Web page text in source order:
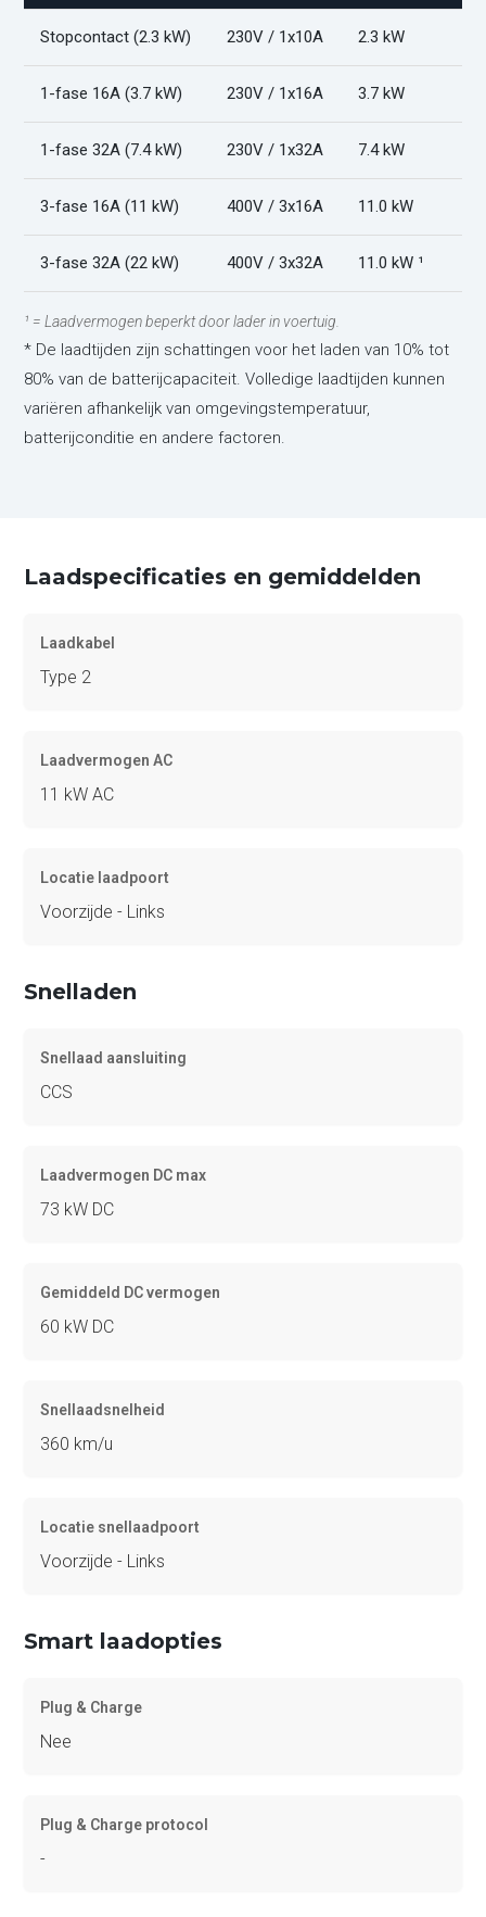
Stopcontact (2.3 kW) 230V / 1x10A 2.3 kW
1-fase 16A (3.7 kW) 230V / 1x16A 3.7 kW
1-fase 32A (7.4 kW) 230V / 1x32A 7.4 kW
3-fase 16A (11 kW) 400V / 3x16A 11.0 kW
3-fase 32A (22 kW) 400V / 3x32A 11.0 kW ¹
¹ = Laadvermogen beperkt door lader in voertuig.
* De laadtijden zijn schattingen voor het laden van 10% tot
80% van de batterijcapaciteit. Volledige laadtijden kunnen
variëren afhankelijk van omgevingstemperatuur,
batterijconditie en andere factoren.
Laadspecificaties en gemiddelden
Laadkabel
Type 2
Laadvermogen AC
11 kW AC
Locatie laadpoort
Voorzijde - Links
Snelladen
Snellaad aansluiting
CCS
Laadvermogen DC max
73 kW DC
Gemiddeld DC vermogen
60 kW DC
Snellaadsnelheid
360 km/u
Locatie snellaadpoort
Voorzijde - Links
Smart laadopties
Plug & Charge
Nee
Plug & Charge protocol
-